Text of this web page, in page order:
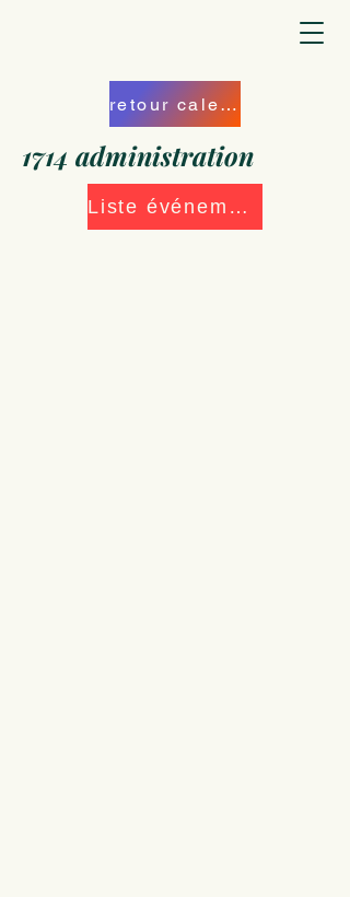
retour calendrier
1714 administration
Liste événements